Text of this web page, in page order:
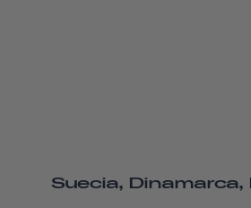
Suecia,